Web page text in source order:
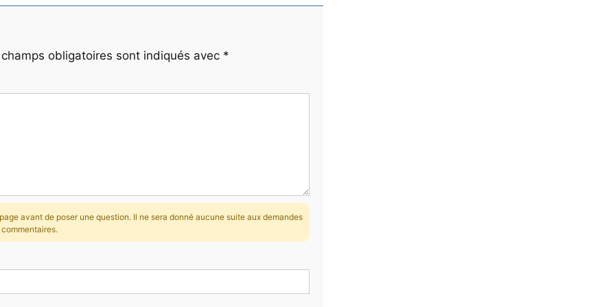
obligatoires sont indiqués avec *
avant de poser une question. Il ne sera donné aucune suite aux demandes